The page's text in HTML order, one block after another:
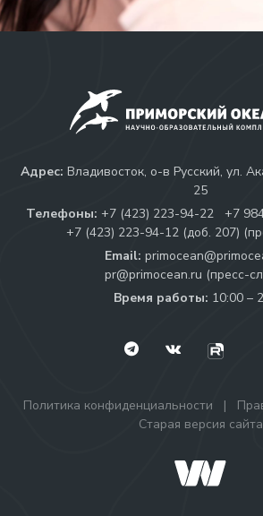
Адрес: Владивосток, о-в Русский, ул.
25
Телефоны: +7 (423) 223-94-22
+7
+7 (423) 223-94-12 (доб. 207)
Email:
pr@primocean.ru (пресс-
Время работы: 10:00 –
Политика конфиденциальности |
Старая версия сайта